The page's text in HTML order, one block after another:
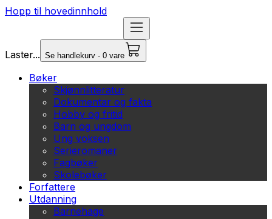
Hopp til hovedinnhold
Laster... Se handlekurv - 0 vare
Bøker
Skjønnlitteratur
Dokumentar og fakta
Hobby og fritid
Barn og ungdom
Ung voksen
Serieromaner
Fagbøker
Skolebøker
Forfattere
Utdanning
Barnehage